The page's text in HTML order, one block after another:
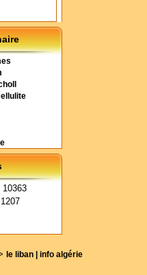
le liban | info algérie